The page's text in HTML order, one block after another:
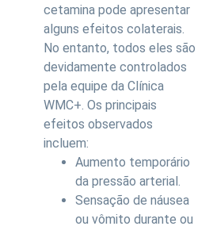
cetamina pode apresentar
alguns efeitos colaterais.
No entanto, todos eles são
devidamente controlados
pela equipe da Clínica
WMC+. Os principais
efeitos observados
incluem:
Aumento temporário
da pressão arterial.
Sensação de náusea
ou vômito durante ou